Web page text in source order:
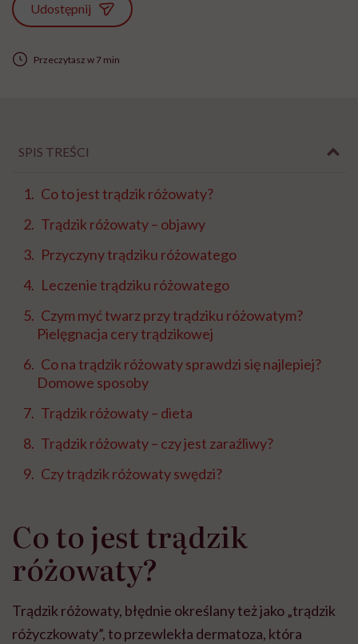
Udostępnij
Przeczytasz w 7 min
SPIS TREŚCI
Co to jest trądzik różowaty?
Trądzik różowaty – objawy
Przyczyny trądziku różowatego
Leczenie trądziku różowatego
Czym myć twarz przy trądziku różowatym?
Pielęgnacja cery trądzikowej
Co na trądzik różowaty sprawdzi się najlepiej?
Domowe sposoby
Trądzik różowaty – dieta
Trądzik różowaty – czy jest zaraźliwy?
Czy trądzik różowaty swędzi?
Co to jest trądzik
różowaty?
Trądzik różowaty, błędnie określany też jako „trądzik
różyczkowaty”, to przewlekła dermatoza, która